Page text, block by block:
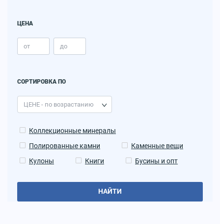
ЦЕНА
СОРТИРОВКА ПО
Коллекционные минералы
Полированные камни
Каменные вещи
Кулоны
Книги Бусины и опт
НАЙТИ